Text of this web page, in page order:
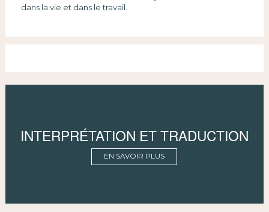
dans la vie et dans le travail.
INTERPRÉTATION ET TRADUCTION
EN SAVOIR PLUS